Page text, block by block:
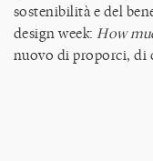
sostenibilità e del
design week:How
nuovo di proporci, di